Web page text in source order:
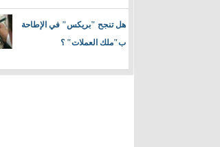
هل تنجح "بريكس" في الإطاحة
ب"ملك العملات" ؟